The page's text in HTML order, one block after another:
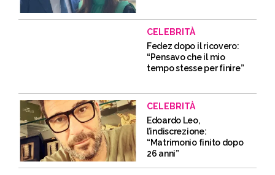
CELEBRITÀ
Fedez dopo il ricovero:
“Pensavo che il mio
tempo stesse per finire”
CELEBRITÀ
Edoardo Leo,
l’indiscrezione:
“Matrimonio finito dopo
26 anni”